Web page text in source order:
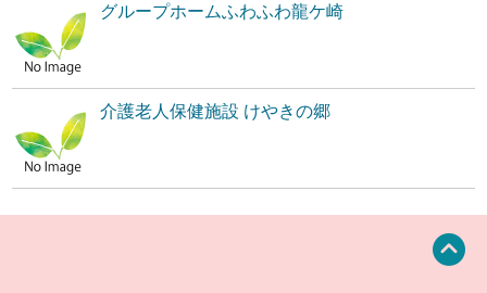
グループホームふわふわ龍ケ崎
介護老人保健施設 けやきの郷